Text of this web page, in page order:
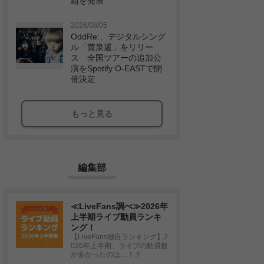
2026/08/05
OddRe:、デジタルシング
ル「黄泉還」をリリー
ス 全国ツアーの追加公
演をSpotify O-EASTで開
催決定
もっと見る
編集部
≪LiveFans調べ≫2026年
上半期ライブ動員ランキ
ング！
【LiveFans独自ランキング】2
026年上半期、ライブの動員数
が多かったのは…！？